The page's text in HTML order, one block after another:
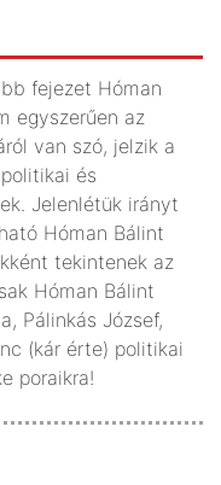
fejezet Hóman
egyszerűen az
van szó, jelzik a
és
Jelenlétük irányt
Hóman Bálint
tekintenek az
Hóman Bálint
Pálinkás József,
(kár érte) politikai
poraikra!